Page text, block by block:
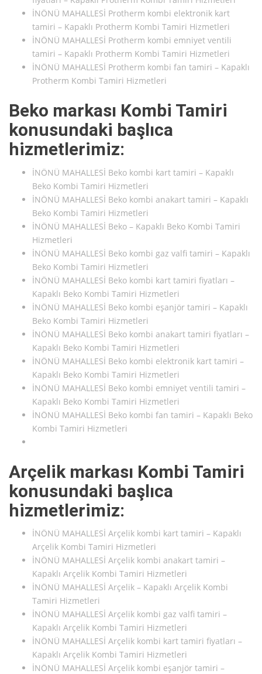
İNÖNÜ MAHALLESİ Protherm kombi elektronik kart
tamiri – Kapaklı Protherm Kombi Tamiri Hizmetleri
İNÖNÜ MAHALLESİ Protherm kombi emniyet ventili
tamiri – Kapaklı Protherm Kombi Tamiri Hizmetleri
İNÖNÜ MAHALLESİ Protherm kombi fan tamiri – Kapaklı
Protherm Kombi Tamiri Hizmetleri
Beko markası Kombi Tamiri
konusundaki başlıca
hizmetlerimiz:
İNÖNÜ MAHALLESİ Beko kombi kart tamiri – Kapaklı
Beko Kombi Tamiri Hizmetleri
İNÖNÜ MAHALLESİ Beko kombi anakart tamiri – Kapaklı
Beko Kombi Tamiri Hizmetleri
İNÖNÜ MAHALLESİ Beko – Kapaklı Beko Kombi Tamiri
Hizmetleri
İNÖNÜ MAHALLESİ Beko kombi gaz valfi tamiri – Kapaklı
Beko Kombi Tamiri Hizmetleri
İNÖNÜ MAHALLESİ Beko kombi kart tamiri fiyatları –
Kapaklı Beko Kombi Tamiri Hizmetleri
İNÖNÜ MAHALLESİ Beko kombi eşanjör tamiri – Kapaklı
Beko Kombi Tamiri Hizmetleri
İNÖNÜ MAHALLESİ Beko kombi anakart tamiri fiyatları –
Kapaklı Beko Kombi Tamiri Hizmetleri
İNÖNÜ MAHALLESİ Beko kombi elektronik kart tamiri –
Kapaklı Beko Kombi Tamiri Hizmetleri
İNÖNÜ MAHALLESİ Beko kombi emniyet ventili tamiri –
Kapaklı Beko Kombi Tamiri Hizmetleri
İNÖNÜ MAHALLESİ Beko kombi fan tamiri – Kapaklı Beko
Kombi Tamiri Hizmetleri
Arçelik markası Kombi Tamiri
konusundaki başlıca
hizmetlerimiz:
İNÖNÜ MAHALLESİ Arçelik kombi kart tamiri – Kapaklı
Arçelik Kombi Tamiri Hizmetleri
İNÖNÜ MAHALLESİ Arçelik kombi anakart tamiri –
Kapaklı Arçelik Kombi Tamiri Hizmetleri
İNÖNÜ MAHALLESİ Arçelik – Kapaklı Arçelik Kombi
Tamiri Hizmetleri
İNÖNÜ MAHALLESİ Arçelik kombi gaz valfi tamiri –
Kapaklı Arçelik Kombi Tamiri Hizmetleri
İNÖNÜ MAHALLESİ Arçelik kombi kart tamiri fiyatları –
Kapaklı Arçelik Kombi Tamiri Hizmetleri
İNÖNÜ MAHALLESİ Arçelik kombi eşanjör tamiri –